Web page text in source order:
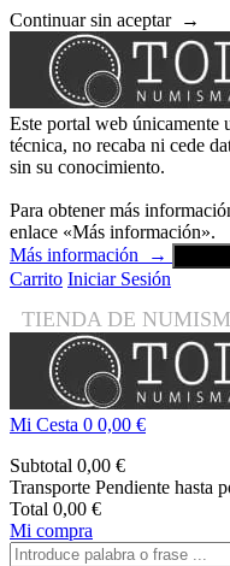
Continuar sin aceptar →
Este portal web únicamente
técnica, no recaba ni cede
sin su conocimiento.
Para obtener más
enlace «Más información».
Más información
→
Carrito Iniciar Sesión
TIENDA DE
Mi Cesta 0 0,00 €
Subtotal 0,00 €
Transporte Pendiente hasta
Total 0,00 €
Mi compra